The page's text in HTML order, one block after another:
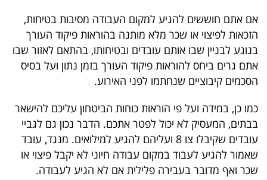
מייל
אדום
פרסמו
באייס
עקבו
אחרינו:
אם אתם חוששים להגיע למקום העבודה מסיבות בטיחות,
הזכאות לפיצוי או שכר מלא מותנה בהוראות פיקוד העורך
בנוגע לבניין שבו אותם עובדים ובטיחותו, בהתאם לאזור שבו
אתם גרים ביחס להוראות פיקוד העורך בזמן נתון ועל בסיס
הסכמים קיבוציים שנחתמו לפני האירוע.
כמו כן, במידה ועל פי הוראות כוחות הביטחון עליכם להישאר
בבתים, המעסיק לא יכול לפטר אתכם. הדבר נכון גם לגביי
עובדים שקיבלו צו 8 ועליהם להגיע למילואים. מנגד, עובד
שאמור להגיע לעבוד במקום עבודה חיוני לא יקבל פיצוי או
שכר ואף מדובר בעבירה פלילית אם לא הגיע לעבודה.